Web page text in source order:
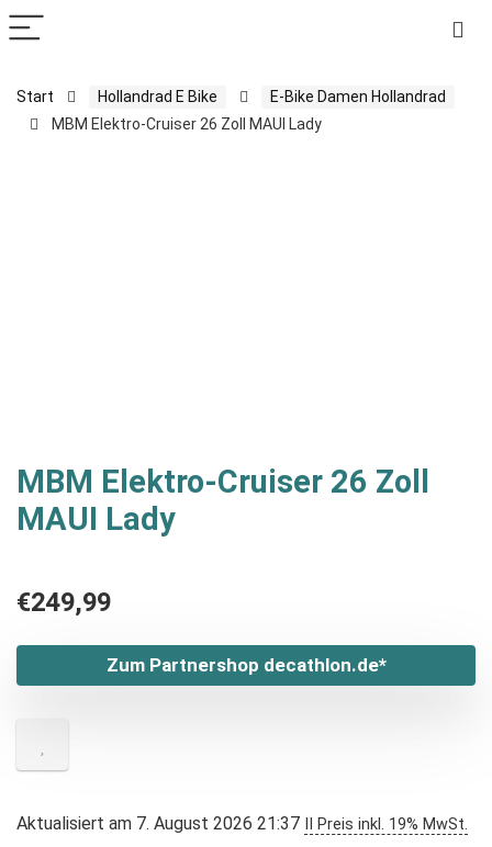
Start Hollandrad E Bike
E-Bike Damen Hollandrad
MBM Elektro-Cruiser 26 Zoll MAUI Lady
MBM Elektro-Cruiser 26 Zoll
MAUI Lady
€249,99
Zum Partnershop decathlon.de*
Aktualisiert am 7. August 2026 21:37 II Preis inkl. 19% MwSt.